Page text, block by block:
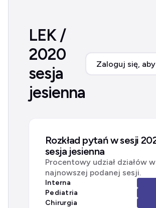
LEK /
2020
sesja
jesienna
Zaloguj się,
Rozkład pytań w sesji
sesja jesienna
Procentowy udział działów w
najnowszej podanej sesji.
Interna
Pediatria
Chirurgia